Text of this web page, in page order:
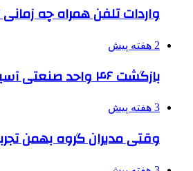
واردات تلفن همراه چه
2 هفته پیش
بازگشت ۴۶ واحد صنعتی آسیب‌دیده دو جنگ اخیر البرز به چرخه تولید
3 هفته پیش
وقتی مدیران گروه بهمن